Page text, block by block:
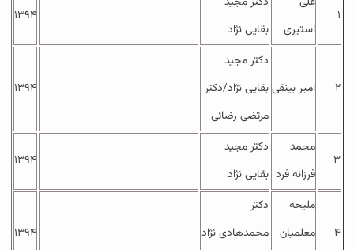
۱
استیری
بقایی نژاد
۱۳۹۴
۲ امیر بینقی
دکتر مجید
بقایی نژاد/دکتر
مرتضی رضائی
۱۳۹۴
۳
محمد
فرزانه فرد
دکتر مجید
بقایی نژاد
۱۳۹۴
۴
ملیحه
معلمیان
دکتر
محمدهادی نژاد
۱۳۹۴